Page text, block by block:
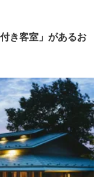
き客室」があるお